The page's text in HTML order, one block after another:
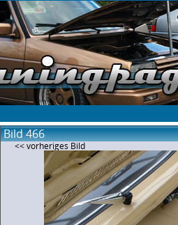
Bild 466
<< vorheriges Bild